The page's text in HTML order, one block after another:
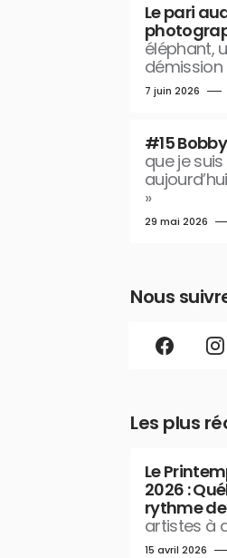
Le pari
éléphant,
démission
7 juin 2026
#15
que je
»
29 mai 2026
Nous
Les plus
Le
2026 :
rythme
artistes à
15 avril 2026